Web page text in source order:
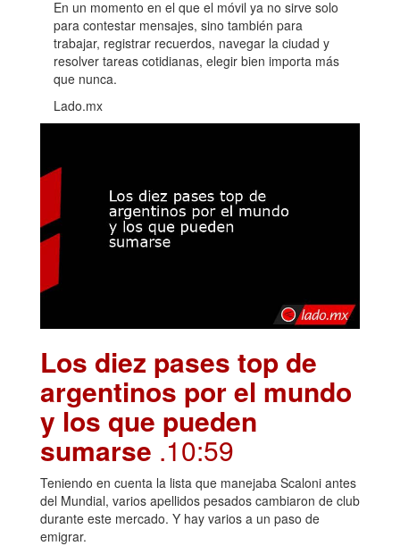
En un momento en el que el móvil ya no sirve solo
para contestar mensajes, sino también para
trabajar, registrar recuerdos, navegar la ciudad y
resolver tareas cotidianas, elegir bien importa más
que nunca.
Lado.mx
Los diez pases top de
argentinos por el mundo
y los que pueden
sumarse .10:59
Teniendo en cuenta la lista que manejaba Scaloni antes
del Mundial, varios apellidos pesados cambiaron de club
durante este mercado. Y hay varios a un paso de
emigrar.